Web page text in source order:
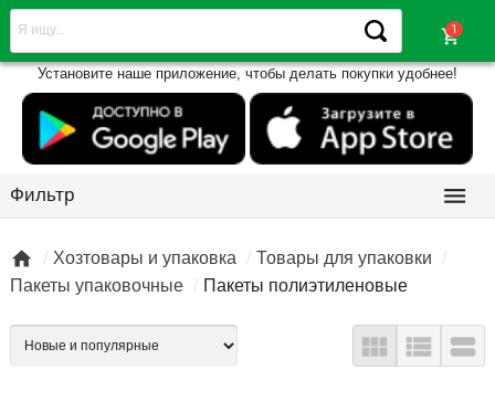
shopping_cart
Установите наше приложение, чтобы делать покупки удобнее!
Фильтр 
 Хозтовары и упаковка
Товары для упаковки
Пакеты упаковочные
Пакеты полиэтиленовые
  